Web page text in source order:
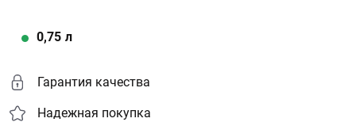
0,75 л
Гарантия качества
Надежная покупка